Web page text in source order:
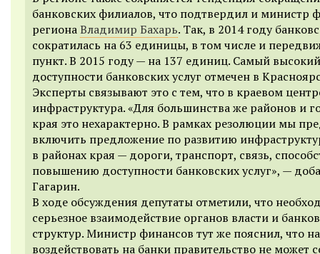
банковских филиалов, что подтвердил и министр
регионаВладимир Бахарь. Так, в 2014 году
сократилась на 63 единицы, в том числе и
пункт. В 2015 году — на 137 единиц. Самый
доступности банковских услуг отмечен в
Эксперты связывают это с тем, что в краевом
инфраструктура. «Для большинства же районов и
края это нехарактерно. В рамках резолюции мы
включить предложение по развитию
в районах края — дороги, транспорт, связь,
повышению доступности банковских услуг», —
Гагарин.
В ходе обсуждения депутаты отметили, что
серьезное взаимодействие органов власти и
структур. Министр финансов тут же пояснил, что
воздействовать на банки правительство не может